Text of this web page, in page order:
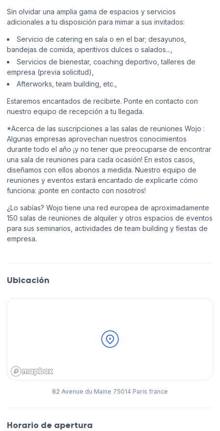
Sin olvidar una amplia gama de espacios y servicios
adicionales a tu disposición para mimar a sus invitados:
Servicio de catering en sala o en el bar; desayunos,
bandejas de comida, aperitivos dulces o salados...,
Servicios de bienestar, coaching deportivo, talleres de
empresa (previa solicitud),
Afterworks, team building, etc.,
Estaremos encantados de recibirte. Ponte en contacto con
nuestro equipo de recepción a tu llegada.
*Acerca de las suscripciones a las salas de reuniones Wojo :
Algunas empresas aprovechan nuestros conocimientos
durante todo el año ¡y no tener que preocuparse de encontrar
una sala de reuniones para cada ocasión! En estos casos,
diseñamos con ellos abonos a medida. Nuestro equipo de
reuniones y eventos estará encantado de explicarte cómo
funciona: ¡ponte en contacto con nosotros!
¿Lo sabías? Wojo tiene una red europea de aproximadamente
150 salas de reuniones de alquiler y otros espacios de eventos
para sus seminarios, actividades de team building y fiestas de
empresa.
Ubicación
82 Avenue du Maine 75014 Paris france
Horario de apertura